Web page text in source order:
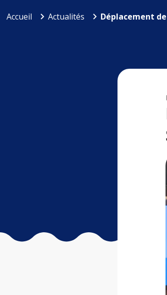
Accueil Actualités Déplacement